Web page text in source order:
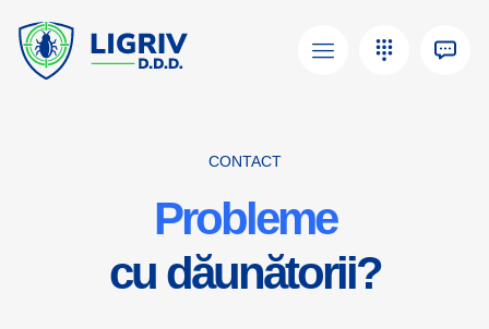
CONTACT
Probleme
cu dăunătorii?